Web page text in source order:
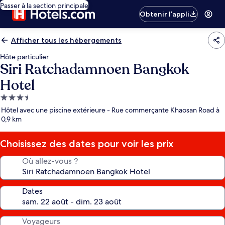
Passer à la section principale
Obtenir l’appli
Afficher tous les hébergements
Hôte particulier
Siri Ratchadamnoen Bangkok
Hotel
Hébergement
3.5 étoiles
Hôtel avec une piscine extérieure - Rue commerçante Khaosan Road à
0,9 km
Choisissez des dates pour voir les prix
Où allez-vous ?
Dates
Voyageurs